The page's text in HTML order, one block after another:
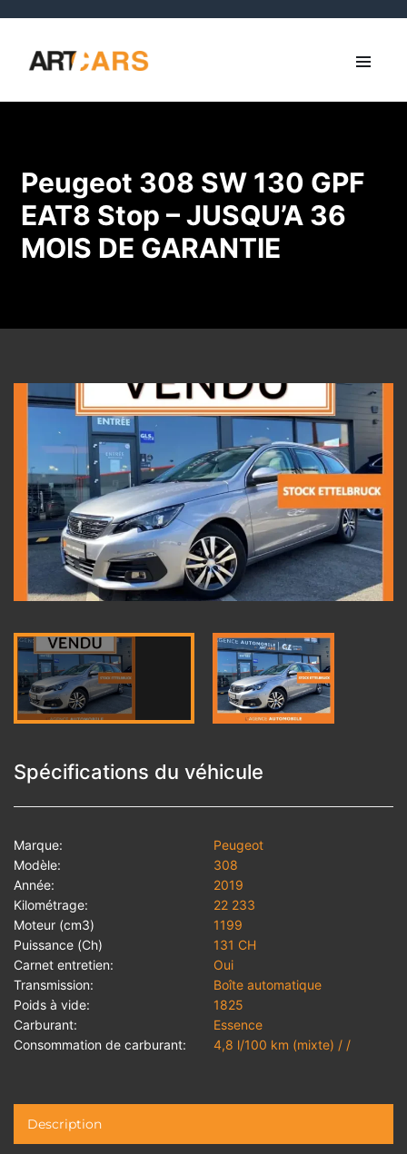
Peugeot 308 SW 130 GPF
EAT8 Stop – JUSQU’A 36
MOIS DE GARANTIE
Spécifications du véhicule
Marque:
Peugeot
Modèle:
308
Année:
2019
Kilométrage:
22 233
Moteur (cm3)
1199
Puissance (Ch)
131 CH
Carnet entretien:
Oui
Transmission:
Boîte automatique
Poids à vide:
1825
Carburant:
Essence
Consommation de carburant:
4,8 l/100 km (mixte) / /
Description